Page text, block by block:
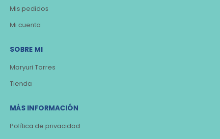
Mis pedidos
Mi cuenta
SOBRE MI
Maryuri Torres
Tienda
MÁS INFORMACIÓN
Política de privacidad